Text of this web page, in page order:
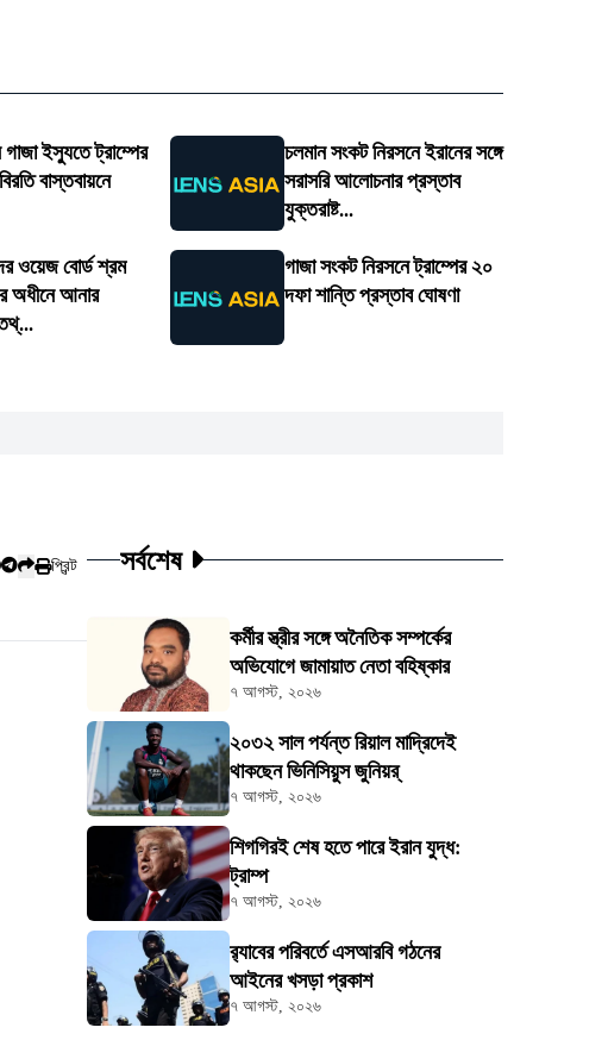
গাজা ইস্যুতে ট্রাম্পের
বাস্তবায়নে
চলমান সংকট নিরসনে ইরানের সঙ্গে
সরাসরি আলোচনার প্রস্তাব
যুক্তরাষ্ট...
ওয়েজ বোর্ড শ্রম
অধীনে আনার
গাজা সংকট নিরসনে ট্রাম্পের ২০
দফা শান্তি প্রস্তাব ঘোষণা
প্রিন্ট সর্বশেষ
কর্মীর স্ত্রীর সঙ্গে অনৈতিক সম্পর্কের
অভিযোগে জামায়াত নেতা বহিষ্কার
৭ আগস্ট, ২০২৬
২০৩২ সাল পর্যন্ত রিয়াল মাদ্রিদেই
থাকছেন ভিনিসিয়ুস জুনিয়র্
৭ আগস্ট, ২০২৬
শিগগিরই শেষ হতে পারে ইরান যুদ্ধ:
ট্রাম্প
৭ আগস্ট, ২০২৬
র‍্যাবের পরিবর্তে এসআরবি গঠনের
আইনের খসড়া প্রকাশ
৭ আগস্ট, ২০২৬